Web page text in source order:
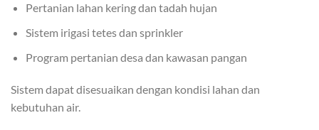
Pertanian lahan kering dan tadah hujan
Sistem irigasi tetes dan sprinkler
Program pertanian desa dan kawasan pangan
Sistem dapat disesuaikan dengan kondisi lahan dan
kebutuhan air.